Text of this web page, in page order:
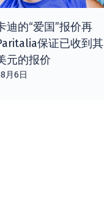
迪的“爱国”报价再
保证已收到其
元的报价
月6日